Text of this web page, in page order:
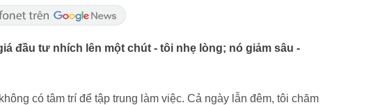
đầu tư nhích lên một chút - tôi nhẹ lòng; nó giảm sâu -
có tâm trí để tập trung làm việc. Cả ngày lẫn đêm, tôi chăm